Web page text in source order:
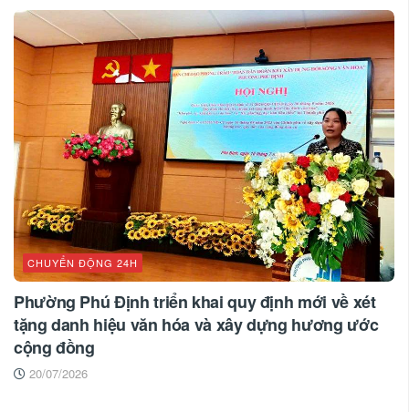
CHUYỂN ĐỘNG 24H
Phường Phú Định triển khai quy định mới về xét
tặng danh hiệu văn hóa và xây dựng hương ước
cộng đồng
20/07/2026